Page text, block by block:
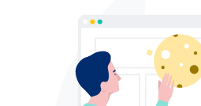
y va a pagar en ese
cómo hacerlo en la